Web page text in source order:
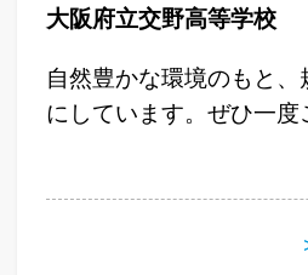
大阪府立交野高等学校
自然豊かな環境のもと、
にしています。ぜひ一度